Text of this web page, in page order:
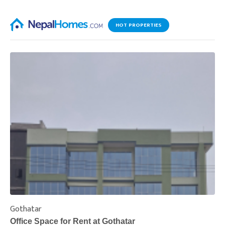
HOT PROPERTIES
Gothatar
Office Space for Rent at Gothatar